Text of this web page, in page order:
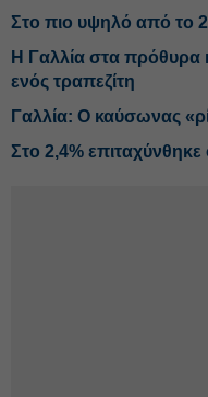
Στο πιο υψηλό από το
Η Γαλλία στα
ενός τραπεζίτη
Γαλλία: Ο καύσωνας
Στο 2,4%